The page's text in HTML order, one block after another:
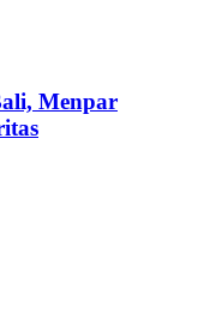
Menpar